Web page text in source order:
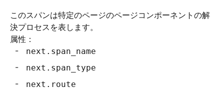
このスパンは特定のページのページコンポーネントの解
決プロセスを表します。
属性：
next.span_name
next.span_type
next.route